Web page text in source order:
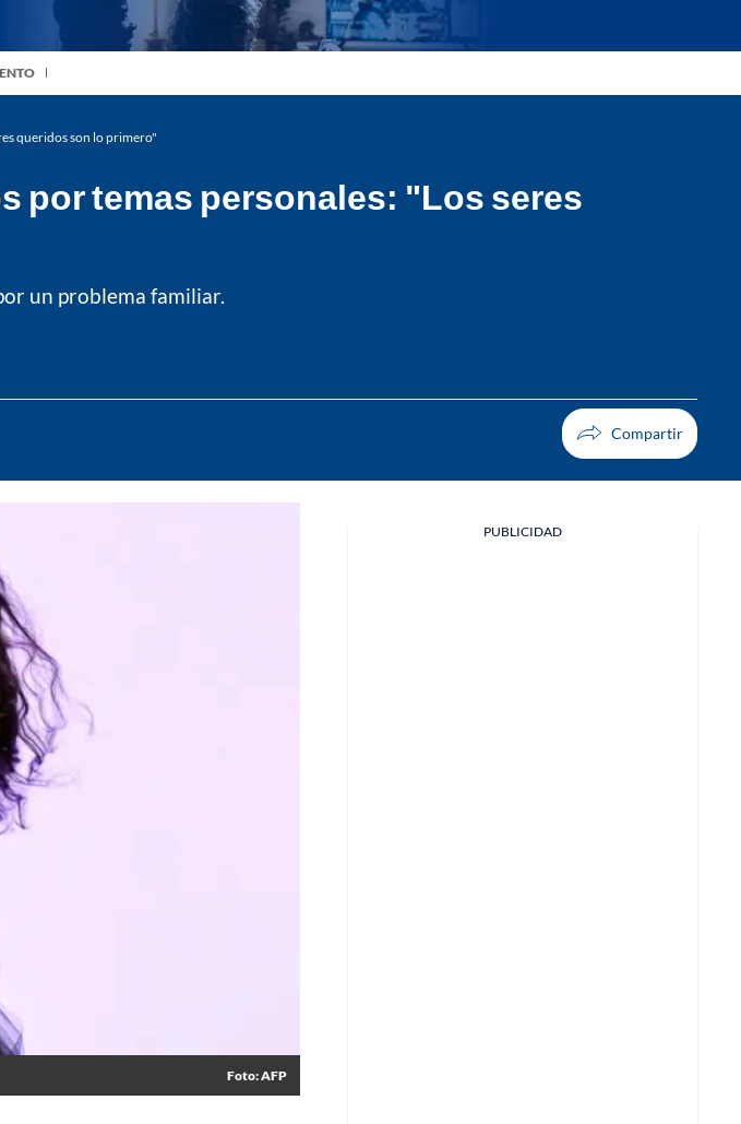
queridos son lo primero"
por temas personales: "Los seres
un problema familiar.
Foto: AFP
PUBLICIDAD